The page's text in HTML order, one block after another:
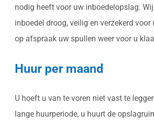
nodig heeft voor uw inboedelopslag.
inboedel droog, veilig en verzekerd voor
op afspraak uw spullen weer voor u
Huur per maand
U hoeft u van te voren niet vast te
lange huurperiode, u huurt de